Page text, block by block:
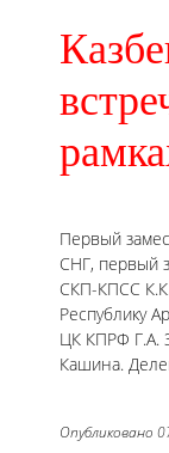
Первый
СНГ, первый
СКП-КПСС
Республику
ЦК КПРФ Г.А.
Кашина.
Опубликовано